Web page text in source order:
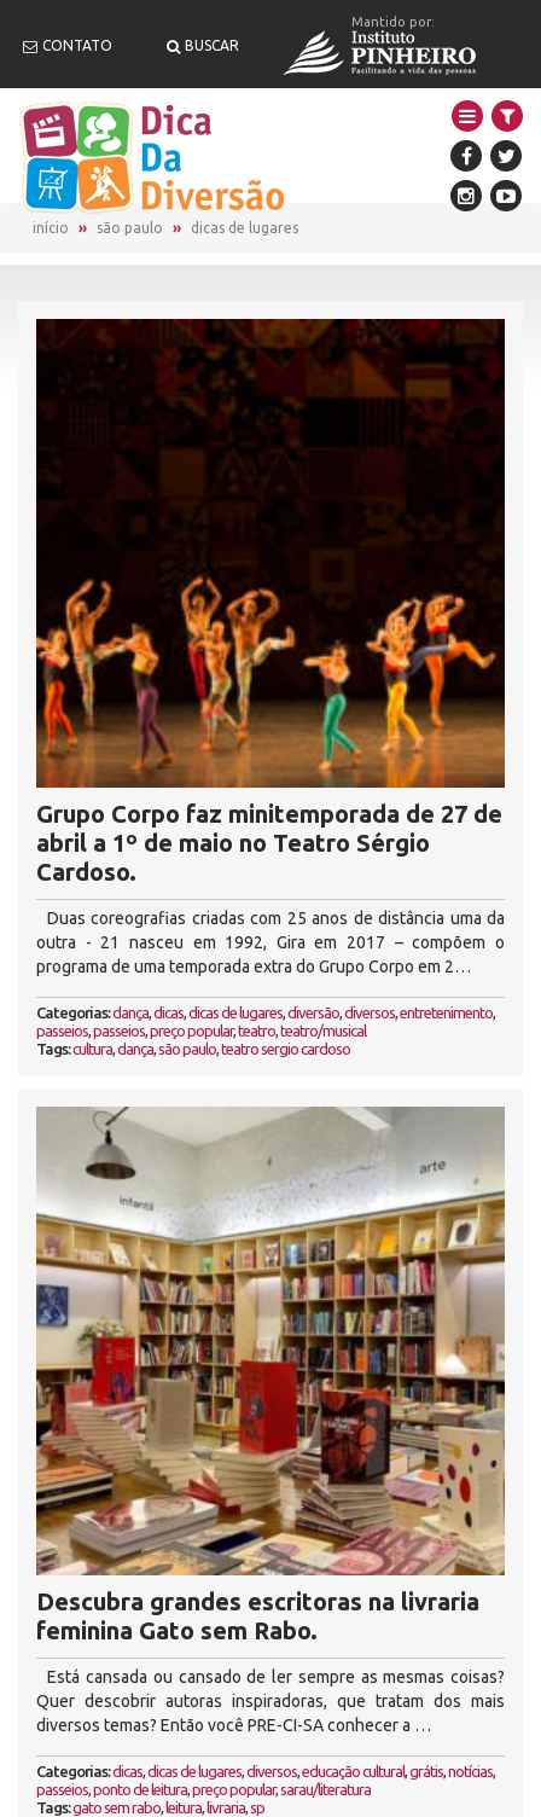
CONTATO BUSCAR
Mantido por:
início são paulo dicas de lugares
Grupo Corpo faz minitemporada de 27 de
abril a 1º de maio no Teatro Sérgio
Cardoso.
Duas coreografias criadas com 25 anos de distância uma da
outra - 21 nasceu em 1992, Gira em 2017 – compõem o
programa de uma temporada extra do Grupo Corpo em 2…
Categorias:dança,dicas,dicas de lugares,diversão,diversos,entretenimento,
passeios,passeios,preço popular,teatro,teatro/musical
Tags:cultura,dança,são paulo,teatro sergio cardoso
Descubra grandes escritoras na livraria
feminina Gato sem Rabo.
Está cansada ou cansado de ler sempre as mesmas coisas?
Quer descobrir autoras inspiradoras, que tratam dos mais
diversos temas? Então você PRE-CI-SA conhecer a …
Categorias:dicas,dicas de lugares,diversos,educação cultural,grátis,notícias,
passeios,ponto de leitura,preço popular,sarau/literatura
Tags:gato sem rabo, leitura, livraria,sp